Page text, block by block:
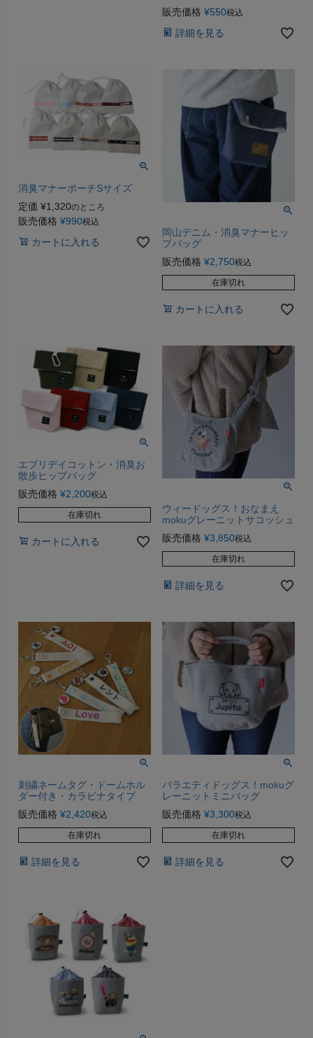
販売価格 ¥550税込
詳細を見る
消臭マナーポーチSサイズ
定価 ¥1,320のところ
販売価格 ¥990税込
カートに入れる
岡山デニム・消臭マナーヒッ
プバッグ
販売価格 ¥2,750税込
在庫切れ
カートに入れる
エブリデイコットン・消臭お
散歩ヒップバッグ
販売価格 ¥2,200税込
在庫切れ
カートに入れる
ウィードッグス！おなまえ
mokuグレーニットサコッシュ
販売価格 ¥3,850税込
在庫切れ
詳細を見る
刺繍ネームタグ・ドームホル
ダー付き・カラビナタイプ
販売価格 ¥2,420税込
在庫切れ
詳細を見る
バラエティドッグス！mokuグ
レーニットミニバッグ
販売価格 ¥3,300税込
在庫切れ
詳細を見る